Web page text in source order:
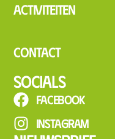
Activiteiten
Contact
Socials
Facebook
Instagram